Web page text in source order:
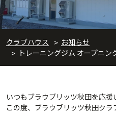
クラブハウス
お知らせ
トレーニングジム オープニ
いつもブラウブリッツ秋田を応援
この度、ブラウブリッツ秋田ク